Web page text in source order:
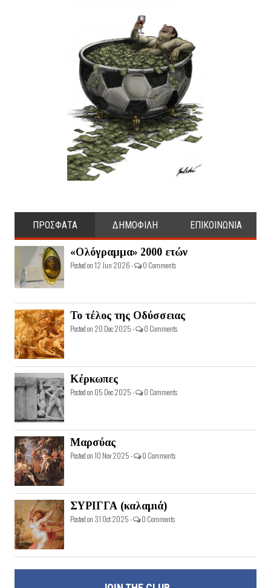
ΠΡΟΣΦΑΤΑ ΔΗΜΟΦΙΛΗ ΕΠΙΚΟΙΝΩΝΙΑ
«Ολόγραμμα» 2000 ετών
Posted on 12 Jun 2026 - 0 Comments
Το τέλος της Οδύσσειας
Posted on 20 Dec 2025 - 0 Comments
Κέρκωπες
Posted on 05 Dec 2025 - 0 Comments
Μαρσύας
Posted on 10 Nov 2025 - 0 Comments
ΣΥΡΙΓΓΑ (καλαμιά)
Posted on 31 Oct 2025 - 0 Comments